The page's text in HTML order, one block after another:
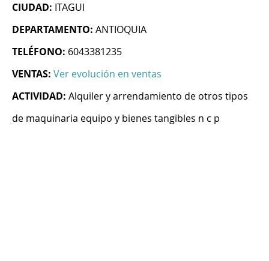
CIUDAD: ITAGUI
DEPARTAMENTO: ANTIOQUIA
TELÉFONO: 6043381235
VENTAS: Ver evolución en ventas
ACTIVIDAD: Alquiler y arrendamiento de otros tipos
de maquinaria equipo y bienes tangibles n c p